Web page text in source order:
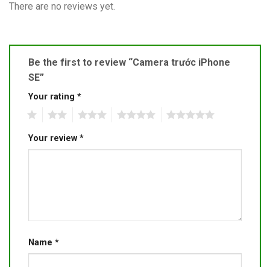
There are no reviews yet.
Be the first to review “Camera trước iPhone
SE”
Your rating *
Your review *
Name *